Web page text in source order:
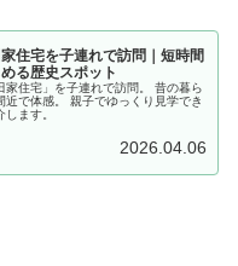
家住宅を子連れで訪問｜短時間
る歴史スポット
家住宅」を子連れで訪問。 昔の暮ら
近で体感。 親子でゆっくり見学でき
ます。
2026.04.06